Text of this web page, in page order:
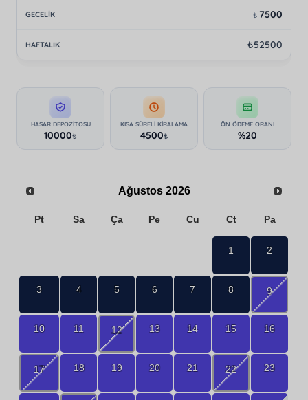
₺ 7500
₺52500
HASAR DEPOZITOSU
10000₺
KISA SÜRELI KIRALAMA
4500₺
ÖN ÖDEME ORANI
%20
Ağustos 2026
Pt Sa Ça Pe Cu Ct Pa
1 2
3 4 5 6 7 8 9
10 11 12 13 14 15 16
17 18 19 20 21 22 23